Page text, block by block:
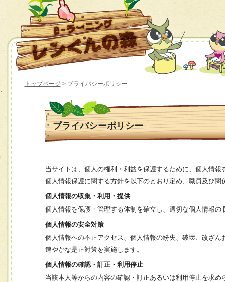
トップページ > プライバシーポリシー
プライバシーポリシー
当サイトは、個人の権利・利益を保護するために、個人情
個人情報保護に関する方針を以下のとおり定め、職員及び
個人情報の収集・利用・提供
個人情報を保護・管理する体制を確立し、適切な個人情報
個人情報の安全対策
個人情報への不正アクセス、個人情報の紛失、破壊、改ざ
速やかな是正対策を実施します。
個人情報の確認・訂正・利用停止
当該本人等からの内容の確認・訂正あるいは利用停止を求